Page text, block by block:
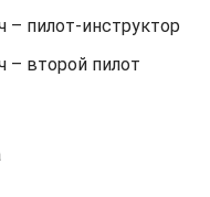
– пилот-инструктор
– второй пилот